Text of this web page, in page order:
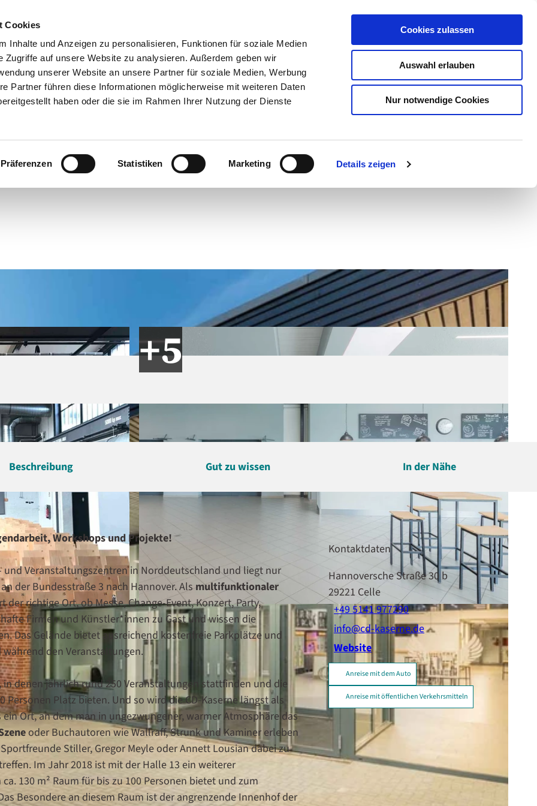
Cookies
Inhalte und Anzeigen zu personalisieren, Funktionen für soziale Medien
Zugriffe auf unsere Website zu analysieren. Außerdem geben wir
unserer Website an unsere Partner für soziale Medien, Werbung
Partner führen diese Informationen möglicherweise mit weiteren Daten
haben oder die sie im Rahmen Ihrer Nutzung der Dienste
Präferenzen Statistiken Marketing Details zeigen
Cookies zulassen
Auswahl erlauben
Nur notwendige Cookies
Info & Besucherservice Suche Rathaus
© Susanne Witt, Roman Thomas
Beschreibung Gut zu wissen In der Nähe
Workshops und Projekte!
und Veranstaltungszentren in Norddeutschland und liegt nur
der Bundesstraße 3 nach Hannover. Als multifunktionaler
richtige Ort, ob Messe, Change-Event, Konzert, Party,
Firmen und Künstler*innen zu Gast und wissen die
Das Gelände bietet ausreichend kostenfreie Parkplätze und
den Veranstaltungen.
denen jährlich rund 250 Veranstaltungen stattfinden und die
Personen Platz bieten. Und so wird die CD-Kaserne längst als
Ort, an dem man in ungezwungener, warmer Atmosphäre das
oder Buchautoren wie Wallraff, Strunk und Kaminer erleben
Stiller, Gregor Meyle oder Annett Lousian dabei zu
Im Jahr 2018 ist mit der Halle 13 ein weiterer
130 m² Raum für bis zu 100 Personen bietet und zum
Besondere an diesem Raum ist der angrenzende Innenhof der
Kontaktdaten
Hannoversche Straße 30 b
29221 Celle
+49 5141 977290
info@cd-kaserne.de
Website
Anreise mit dem Auto
Anreise mit öffentlichen Verkehrsmitteln